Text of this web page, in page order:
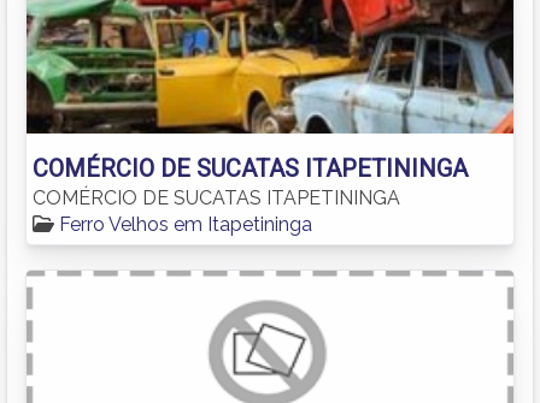
COMÉRCIO DE SUCATAS ITAPETININGA
COMÉRCIO DE SUCATAS ITAPETININGA
Ferro Velhos em Itapetininga